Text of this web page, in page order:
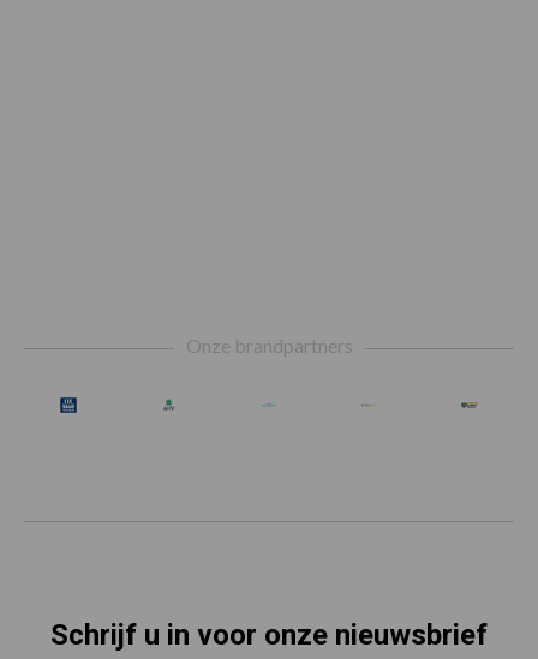
Onze brandpartners
Schrijf u in voor onze nieuwsbrief